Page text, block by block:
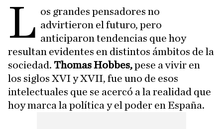
L os grandes pensadores no
advirtieron el futuro, pero
anticiparon tendencias que hoy
resultan evidentes en distintos ámbitos de la
sociedad. Thomas Hobbes,pese a vivir en
los siglos XVI y XVII, fue uno de esos
intelectuales que se acercó a la realidad que
hoy marca la política y el poder en España.